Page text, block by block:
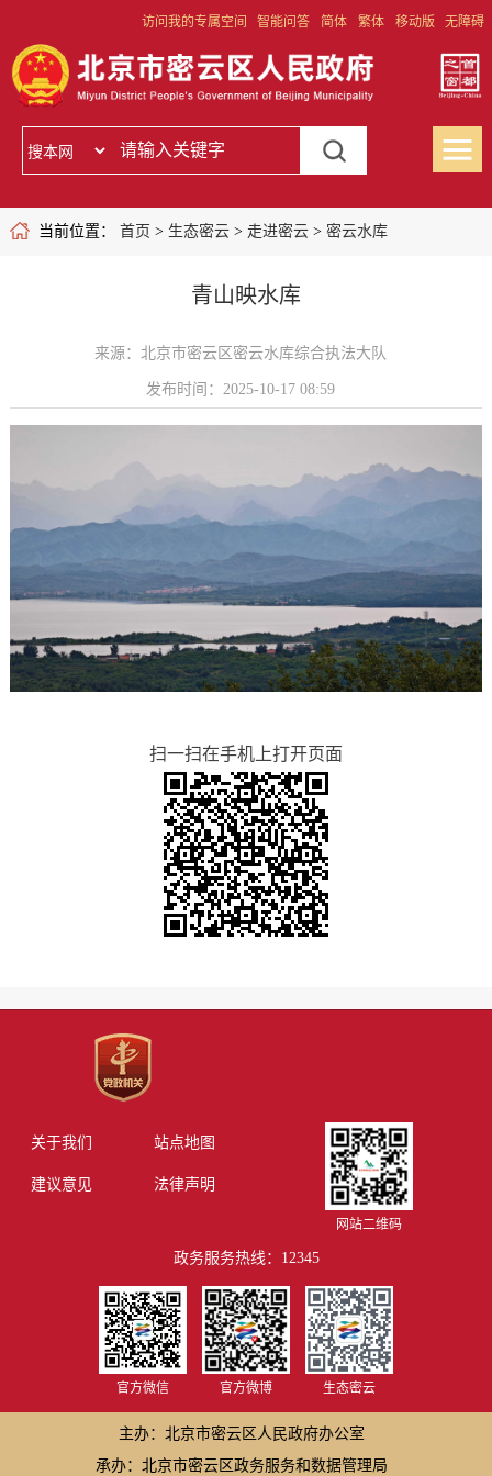
访问我的专属空间 智能问答 简体 繁体 移动版 无障碍
当前位置： 首页 > 生态密云> 走进密云> 密云水库
青山映水库
来源：北京市密云区密云水库综合执法大队
发布时间：2025-10-17 08:59
扫一扫在手机上打开页面
关于我们 站点地图
建议意见 法律声明
网站二维码
政务服务热线：12345
官方微信 官方微博 生态密云
主办：北京市密云区人民政府办公室
承办：北京市密云区政务服务和数据管理局